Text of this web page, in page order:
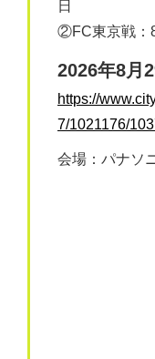
日
②FC東京戦：
2026年8月
https://
7/1021176/
会場：パナソ